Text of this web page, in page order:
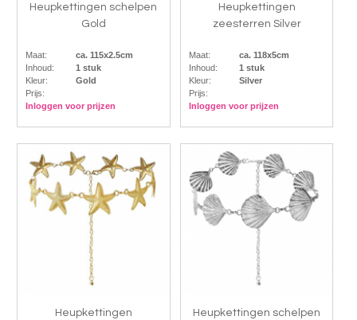
Heupkettingen schelpen
Gold
Maat:
ca. 115x2.5cm
Inhoud:
1 stuk
Kleur:
Gold
Prijs:
Inloggen voor prijzen
Heupkettingen
zeesterren Silver
Maat:
ca. 118x5cm
Inhoud:
1 stuk
Kleur:
Silver
Prijs:
Inloggen voor prijzen
Heupkettingen
Heupkettingen schelpen